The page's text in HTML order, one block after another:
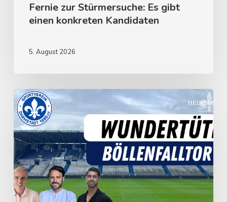
Fernie zur Stürmersuche: Es gibt
einen konkreten Kandidaten
5. August 2026